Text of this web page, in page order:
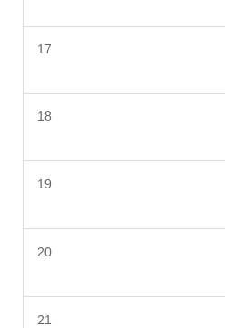
17
18
19
20
21